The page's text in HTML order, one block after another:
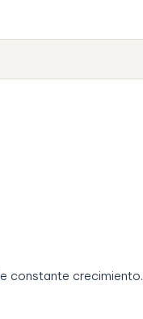
constante crecimiento.